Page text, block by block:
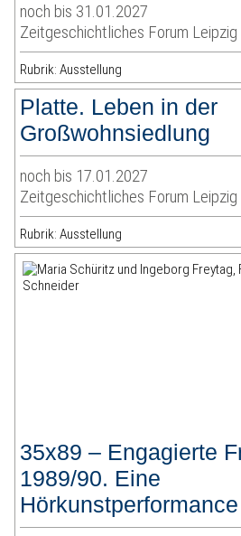
noch bis 31.01.2027
Zeitgeschichtliches Forum Leipzig
Rubrik: Ausstellung
Platte. Leben in der
Großwohnsiedlung
noch bis 17.01.2027
Zeitgeschichtliches Forum Leipzig
Rubrik: Ausstellung
35x89 – Engagierte
1989/90. Eine
Hörkunstperformance